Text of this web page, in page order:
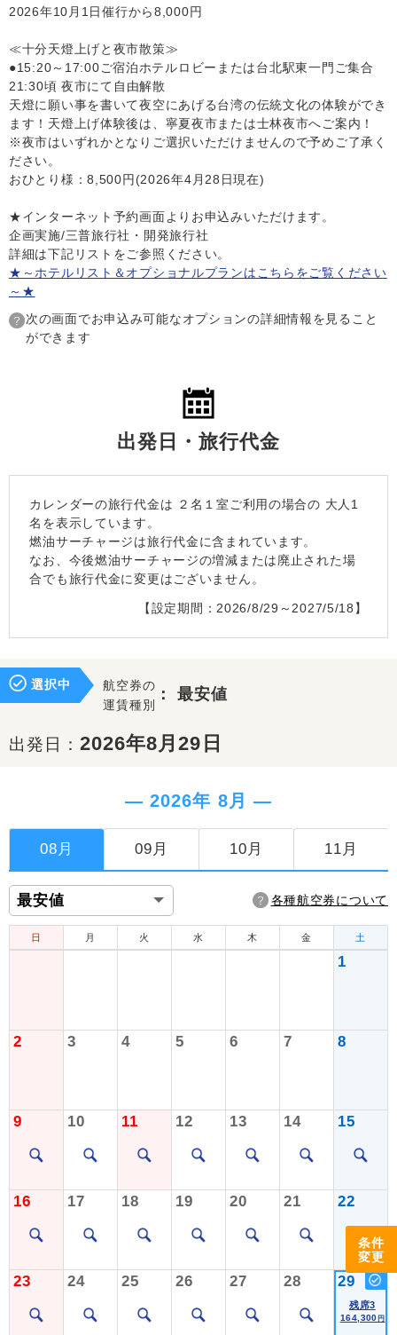
条件
変更
2026年10月1日催行から8,000円
≪十分天燈上げと夜市散策≫
●15:20～17:00ご宿泊ホテルロビーまたは台北駅東一門ご集合
21:30頃 夜市にて自由解散
天燈に願い事を書いて夜空にあげる台湾の伝統文化の体験ができ
ます！天燈上げ体験後は、寧夏夜市または士林夜市へご案内！
※夜市はいずれかとなりご選択いただけませんので予めご了承く
ださい。
おひとり様：8,500円(2026年4月28日現在)
★インターネット予約画面よりお申込みいただけます。
企画実施/三普旅行社・開発旅行社
詳細は下記リストをご参照ください。
★～ホテルリスト＆オプショナルプランはこちらをご覧ください
～★
次の画面でお申込み可能なオプションの詳細情報を見ること
ができます
出発日・旅行代金
カレンダーの旅行代金は ２名１室ご利用の場合の 大人1
名を表示しています。
燃油サーチャージは旅行代金に含まれています。
なお、今後燃油サーチャージの増減または廃止された場
合でも旅行代金に変更はございません。
【設定期間：2026/8/29～2027/5/18】
選択中
航空券の
運賃種別
：最安値
出発日： 2026年8月29日
― 2026年 8月 ―
08月 09月 10月 11月
各種航空券について
日 月 火 水 木 金 土
1
2 3 4 5 6 7 8
9 10 11 12 13 14 15
16 17 18 19 20 21 22
23 24 25 26 27 28 29
残席3
164,300 円